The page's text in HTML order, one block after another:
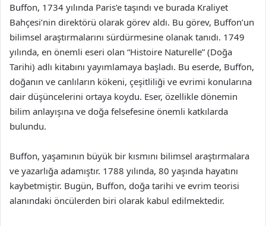
Buffon, 1734 yılında Paris’e taşındı ve burada Kraliyet
Bahçesi’nin direktörü olarak görev aldı. Bu görev, Buffon’un
bilimsel araştırmalarını sürdürmesine olanak tanıdı. 1749
yılında, en önemli eseri olan “Histoire Naturelle” (Doğa
Tarihi) adlı kitabını yayımlamaya başladı. Bu eserde, Buffon,
doğanın ve canlıların kökeni, çeşitliliği ve evrimi konularına
dair düşüncelerini ortaya koydu. Eser, özellikle dönemin
bilim anlayışına ve doğa felsefesine önemli katkılarda
bulundu.
Buffon, yaşamının büyük bir kısmını bilimsel araştırmalara
ve yazarlığa adamıştır. 1788 yılında, 80 yaşında hayatını
kaybetmiştir. Bugün, Buffon, doğa tarihi ve evrim teorisi
alanındaki öncülerden biri olarak kabul edilmektedir.